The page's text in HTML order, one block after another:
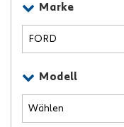
Marke
Modell